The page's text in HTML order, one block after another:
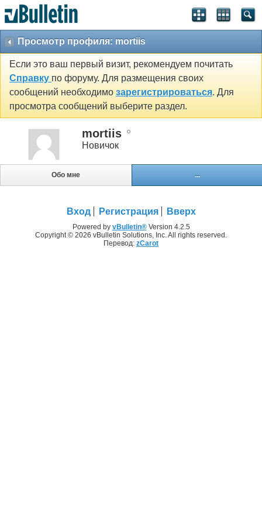
Просмотр профиля: mortiis
Если это ваш первый визит, рекомендуем почитать
Справку по форуму. Для размещения своих
сообщений необходимо зарегистрироваться. Для
просмотра сообщений выберите раздел.
mortiis
Новичок
Обо мне ...
Вход Регистрация Вверх
Powered by vBulletin®Version 4.2.5
Copyright © 2026 vBulletin Solutions, Inc. All rights reserved.
Перевод: zCarot